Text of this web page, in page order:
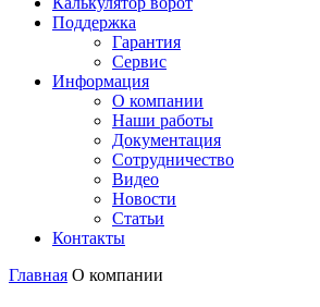
Поддержка
Гарантия
Сервис
Информация
О компании
Наши работы
Документация
Сотрудничество
Видео
Новости
Статьи
Контакты
Главная О компании